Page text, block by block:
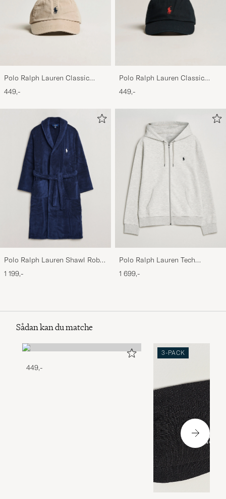
Polo Ralph Lauren Classic
Sports Cap Beige
449,-
Polo Ralph Lauren Classic
Sports Cap Black
449,-
Polo Ralph Lauren Shawl Robe
Navy
1 199,-
Polo Ralph Lauren Tech
Performance Full Zip Light
Sport Heather
1 699,-
Sådan kan du matche
449,-
3-PACK